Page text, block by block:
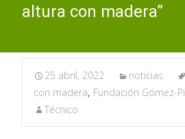
altura con madera”
25 abril, 2022 noticias
con madera, Fundación Gómez-
Técnico